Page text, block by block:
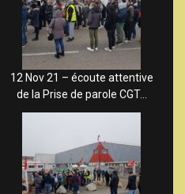
12 Nov 21 – écoute attentive
de la Prise de parole CGT…